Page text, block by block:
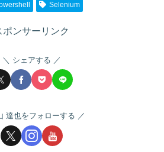
Selenium
ポンサーリンク
シェアする
達也をフォローする